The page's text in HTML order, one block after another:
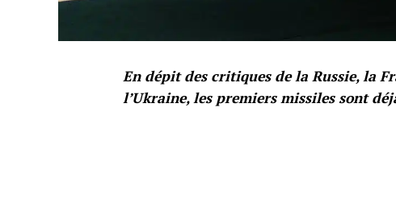
En dépit des critiques de la Russie, la
l’Ukraine, les premiers missiles sont